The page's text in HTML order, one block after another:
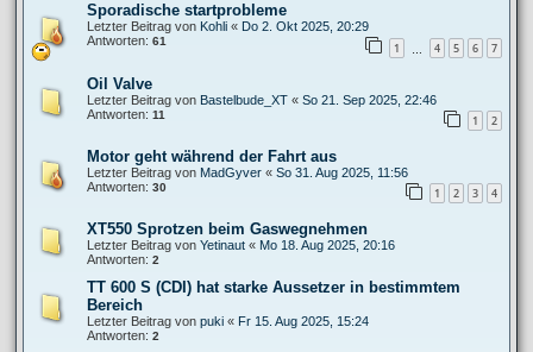
Sporadische startprobleme
Letzter Beitrag von Kohli « Do 2. Okt 2025, 20:29
Antworten: 61 1 4 5 6 7
Oil Valve
Letzter Beitrag von Bastelbude_XT « So 21. Sep 2025, 22:46
Antworten: 11 1 2
Motor geht während der Fahrt aus
Letzter Beitrag von MadGyver « So 31. Aug 2025, 11:56
Antworten: 30 1 2 3 4
XT550 Sprotzen beim Gaswegnehmen
Letzter Beitrag von Yetinaut « Mo 18. Aug 2025, 20:16
Antworten: 2
TT 600 S (CDI) hat starke Aussetzer in bestimmtem
Bereich
Letzter Beitrag von puki « Fr 15. Aug 2025, 15:24
Antworten: 2